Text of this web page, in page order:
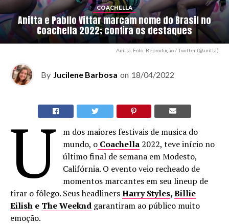
COACHELLA
Anitta e Pabllo Vittar marcam nome do Brasil no
Coachella 2022; confira os destaques
Anitta. Foto: Reprodução / Twitter (@anitta)
By Jucilene Barbosa on 18/04/2022
U
m dos maiores festivais de musica do
mundo, o Coachella 2022, teve início no
último final de semana em Modesto,
Califórnia. O evento veio recheado de
momentos marcantes em seu lineup de
tirar o fôlego. Seus headlinersHarry Styles,Billie
Eilish e The Weeknd garantiram ao público muito
emoção.